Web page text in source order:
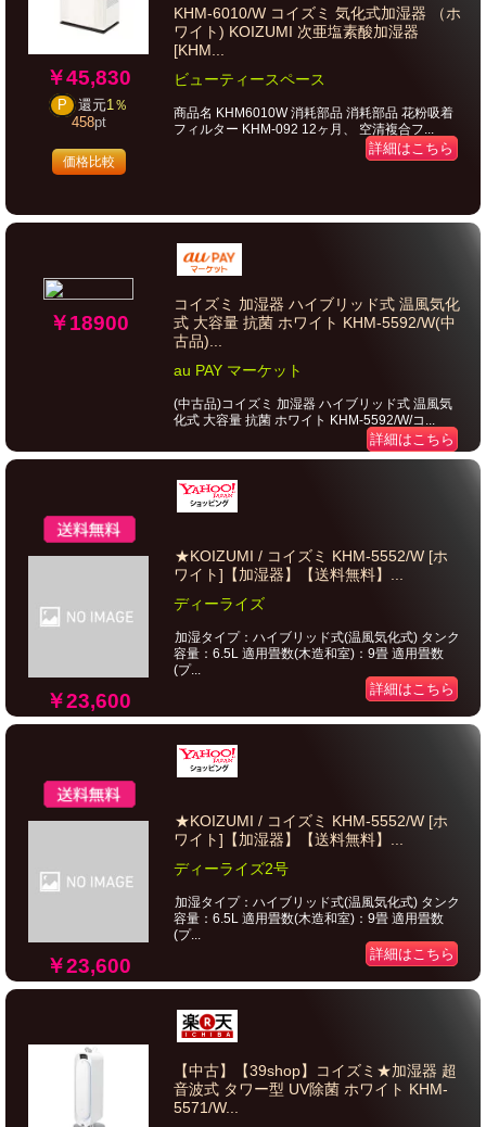
￥45,830
P 還元1％
458pt
価格比較
KHM-6010/W コイズミ 気化式加湿器 （ホ
ワイト) KOIZUMI 次亜塩素酸加湿器
[KHM...
ビューティースペース
商品名 KHM6010W 消耗部品 消耗部品 花粉吸着
フィルター KHM-092 12ヶ月、 空清複合フ...
詳細はこちら
￥18900
コイズミ 加湿器 ハイブリッド式 温風気化
式 大容量 抗菌 ホワイト KHM-5592/W(中
古品)...
au PAY マーケット
(中古品)コイズミ 加湿器 ハイブリッド式 温風気
化式 大容量 抗菌 ホワイト KHM-5592/W/コ...
詳細はこちら
￥23,600
★KOIZUMI / コイズミ KHM-5552/W [ホ
ワイト]【加湿器】【送料無料】...
ディーライズ
加湿タイプ：ハイブリッド式(温風気化式) タンク
容量：6.5L 適用畳数(木造和室)：9畳 適用畳数
(プ...
詳細はこちら
￥23,600
★KOIZUMI / コイズミ KHM-5552/W [ホ
ワイト]【加湿器】【送料無料】...
ディーライズ2号
加湿タイプ：ハイブリッド式(温風気化式) タンク
容量：6.5L 適用畳数(木造和室)：9畳 適用畳数
(プ...
詳細はこちら
【中古】【39shop】コイズミ★加湿器 超
音波式 タワー型 UV除菌 ホワイト KHM-
5571/W...